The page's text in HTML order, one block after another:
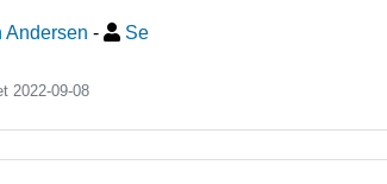
Andersen -
Se
2022-09-08